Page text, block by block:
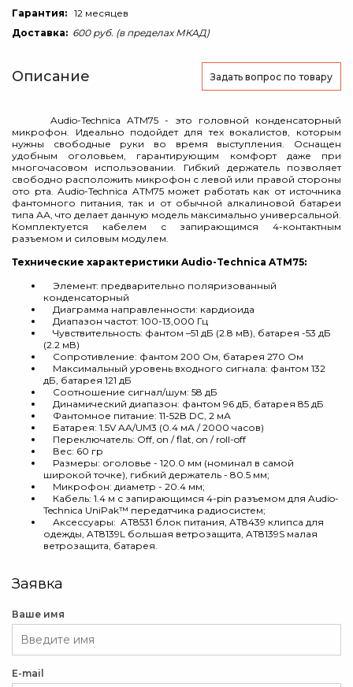
Гарантия: 12 месяцев
Доставка: 600 руб. (в пределах МКАД)
Описание Задать вопрос по товару
Audio-Technica ATM75 - это головной конденсаторный
микрофон. Идеально подойдет для тех вокалистов, которым
нужны свободные руки во время выступления. Оснащен
удобным оголовьем, гарантирующим комфорт даже при
многочасовом использовании. Гибкий держатель позволяет
свободно расположить микрофон с левой или правой стороны
ото рта. Audio-Technica ATM75 может работать как от источника
фантомного питания, так и от обычной алкалиновой батареи
типа АА, что делает данную модель максимально универсальной.
Комплектуется кабелем с запирающимся 4-контактным
разъемом и силовым модулем.
Технические характеристики Audio-Technica ATM75:
Элемент: предварительно поляризованный
конденсаторный
Диаграмма направленности: кардиоида
Диапазон частот: 100-13,000 Гц
Чувствительность: фантом –51 дБ (2.8 мВ), батарея -53 дБ
(2.2 мВ)
Сопротивление: фантом 200 Ом, батарея 270 Ом
Максимальный уровень входного сигнала: фантом 132
дБ, батарея 121 дБ
Соотношение сигнал/шум: 58 дБ
Динамический диапазон: фантом 96 дБ, батарея 85 дБ
Фантомное питание: 11-52В DC, 2 мА
Батарея: 1.5V AA/UM3 (0.4 мА / 2000 часов)
Переключатель: Off, on / flat, on / roll-off
Вес: 60 гр
Размеры: оголовье - 120.0 мм (номинал в самой
широкой точке), гибкий держатель - 80.5 мм;
Микрофон: диаметр - 20.4 мм;
Кабель: 1.4 м с запирающимся 4-pin разъемом для Audio-
Technica UniPak™ передатчика радиосистем;
Аксессуары: AT8531 блок питания, AT8439 клипса для
одежды, AT8139L большая ветрозащита, AT8139S малая
ветрозащита, батарея.
Заявка
Ваше имя
E-mail